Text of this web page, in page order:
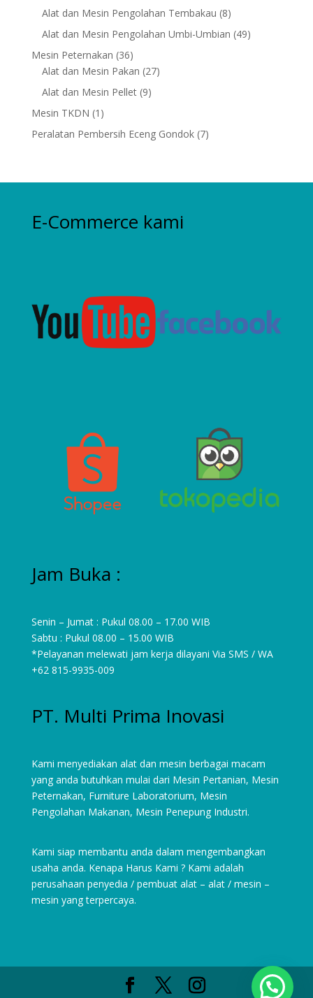
products
Alat dan Mesin Pengolahan Tembakau 88
products
Alat dan Mesin Pengolahan Umbi-Umbian 4949
Mesin Peternakan 3636
products
Alat dan Mesin Pakan 2727
Alat dan Mesin Pellet 99
Mesin TKDN 1 1
product
Peralatan Pembersih Eceng Gondok 77
E-Commerce kami
Jam Buka :
Senin – Jumat : Pukul 08.00 – 17.00 WIB
Sabtu : Pukul 08.00 – 15.00 WIB
*Pelayanan melewati jam kerja dilayani Via SMS / WA
+62 815-9935-009
PT. Multi Prima Inovasi
Kami menyediakan alat dan mesin berbagai macam
yang anda butuhkan mulai dari Mesin Pertanian, Mesin
Peternakan, Furniture Laboratorium, Mesin
Pengolahan Makanan, Mesin Penepung Industri.
Kami siap membantu anda dalam mengembangkan
usaha anda. Kenapa Harus Kami ? Kami adalah
perusahaan penyedia / pembuat alat – alat / mesin –
mesin yang terpercaya.